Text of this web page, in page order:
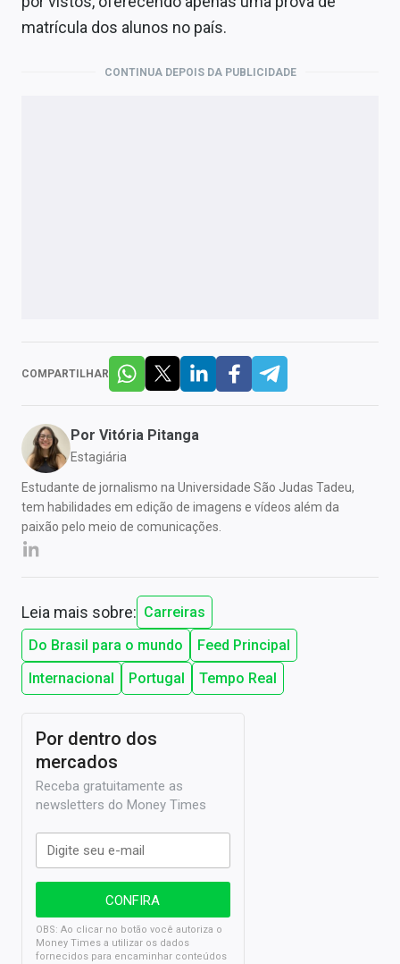
matrícula dos alunos no país.
CONTINUA DEPOIS DA PUBLICIDADE
COMPARTILHAR
Por Vitória Pitanga
Estagiária
Estudante de jornalismo na Universidade São Judas Tadeu,
tem habilidades em edição de imagens e vídeos além da
paixão pelo meio de comunicações.
Leia mais sobre: Carreiras
Do Brasil para o mundo
Feed Principal
Internacional
Portugal Tempo Real
Por dentro dos
mercados
Receba gratuitamente as
newsletters do Money Times
OBS: Ao clicar no botão você autoriza o
Money Times a utilizar os dados
fornecidos para encaminhar conteúdos